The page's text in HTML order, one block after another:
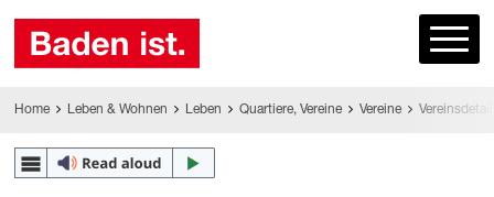
Home Leben & Wohnen Leben Quartiere, Vereine Vereine